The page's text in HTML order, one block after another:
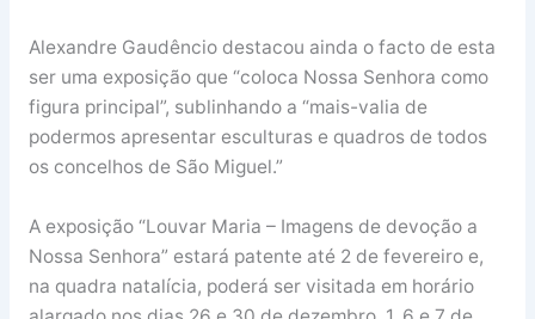
Alexandre Gaudêncio destacou ainda o facto de esta
ser uma exposição que “coloca Nossa Senhora como
figura principal”, sublinhando a “mais-valia de
podermos apresentar esculturas e quadros de todos
os concelhos de São Miguel.”
A exposição “Louvar Maria – Imagens de devoção a
Nossa Senhora” estará patente até 2 de fevereiro e,
na quadra natalícia, poderá ser visitada em horário